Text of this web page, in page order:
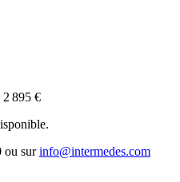
2 895 €
ou surinfo@intermedes.com